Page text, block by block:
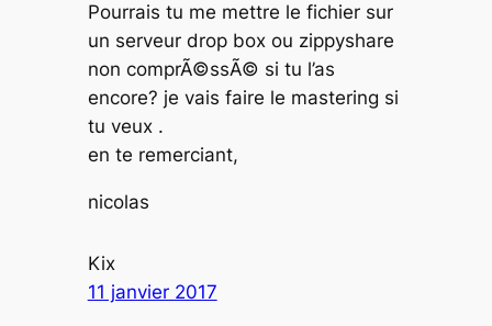
Pourrais tu me mettre le fichier sur
un serveur drop box ou zippyshare
non comprÃ©ssÃ© si tu l’as
encore? je vais faire le mastering si
tu veux .
en te remerciant,
nicolas
Kix
11 janvier 2017